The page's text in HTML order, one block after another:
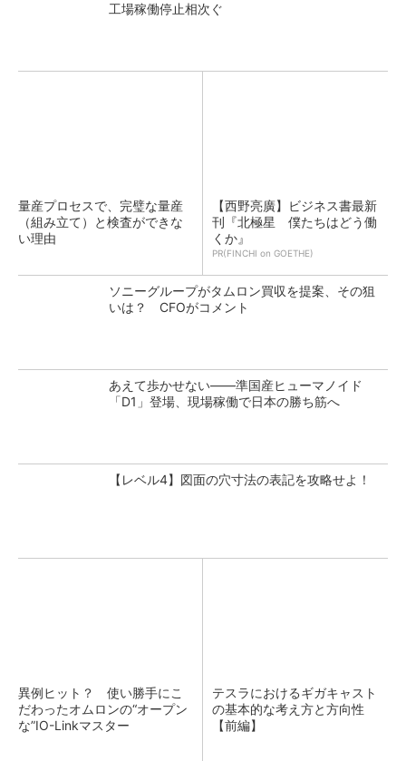
工場稼働停止相次ぐ
量産プロセスで、完璧な量産
（組み立て）と検査ができな
い理由
【西野亮廣】ビジネス書最新
刊『北極星 僕たちはどう働
くか』
PR(FINCHI on GOETHE)
ソニーグループがタムロン買収を提案、その狙
いは？ CFOがコメント
あえて歩かせない――準国産ヒューマノイド
「D1」登場、現場稼働で日本の勝ち筋へ
【レベル4】図面の穴寸法の表記を攻略せよ！
異例ヒット？ 使い勝手にこ
だわったオムロンの“オープン
な”IO-Linkマスター
テスラにおけるギガキャスト
の基本的な考え方と方向性
【前編】